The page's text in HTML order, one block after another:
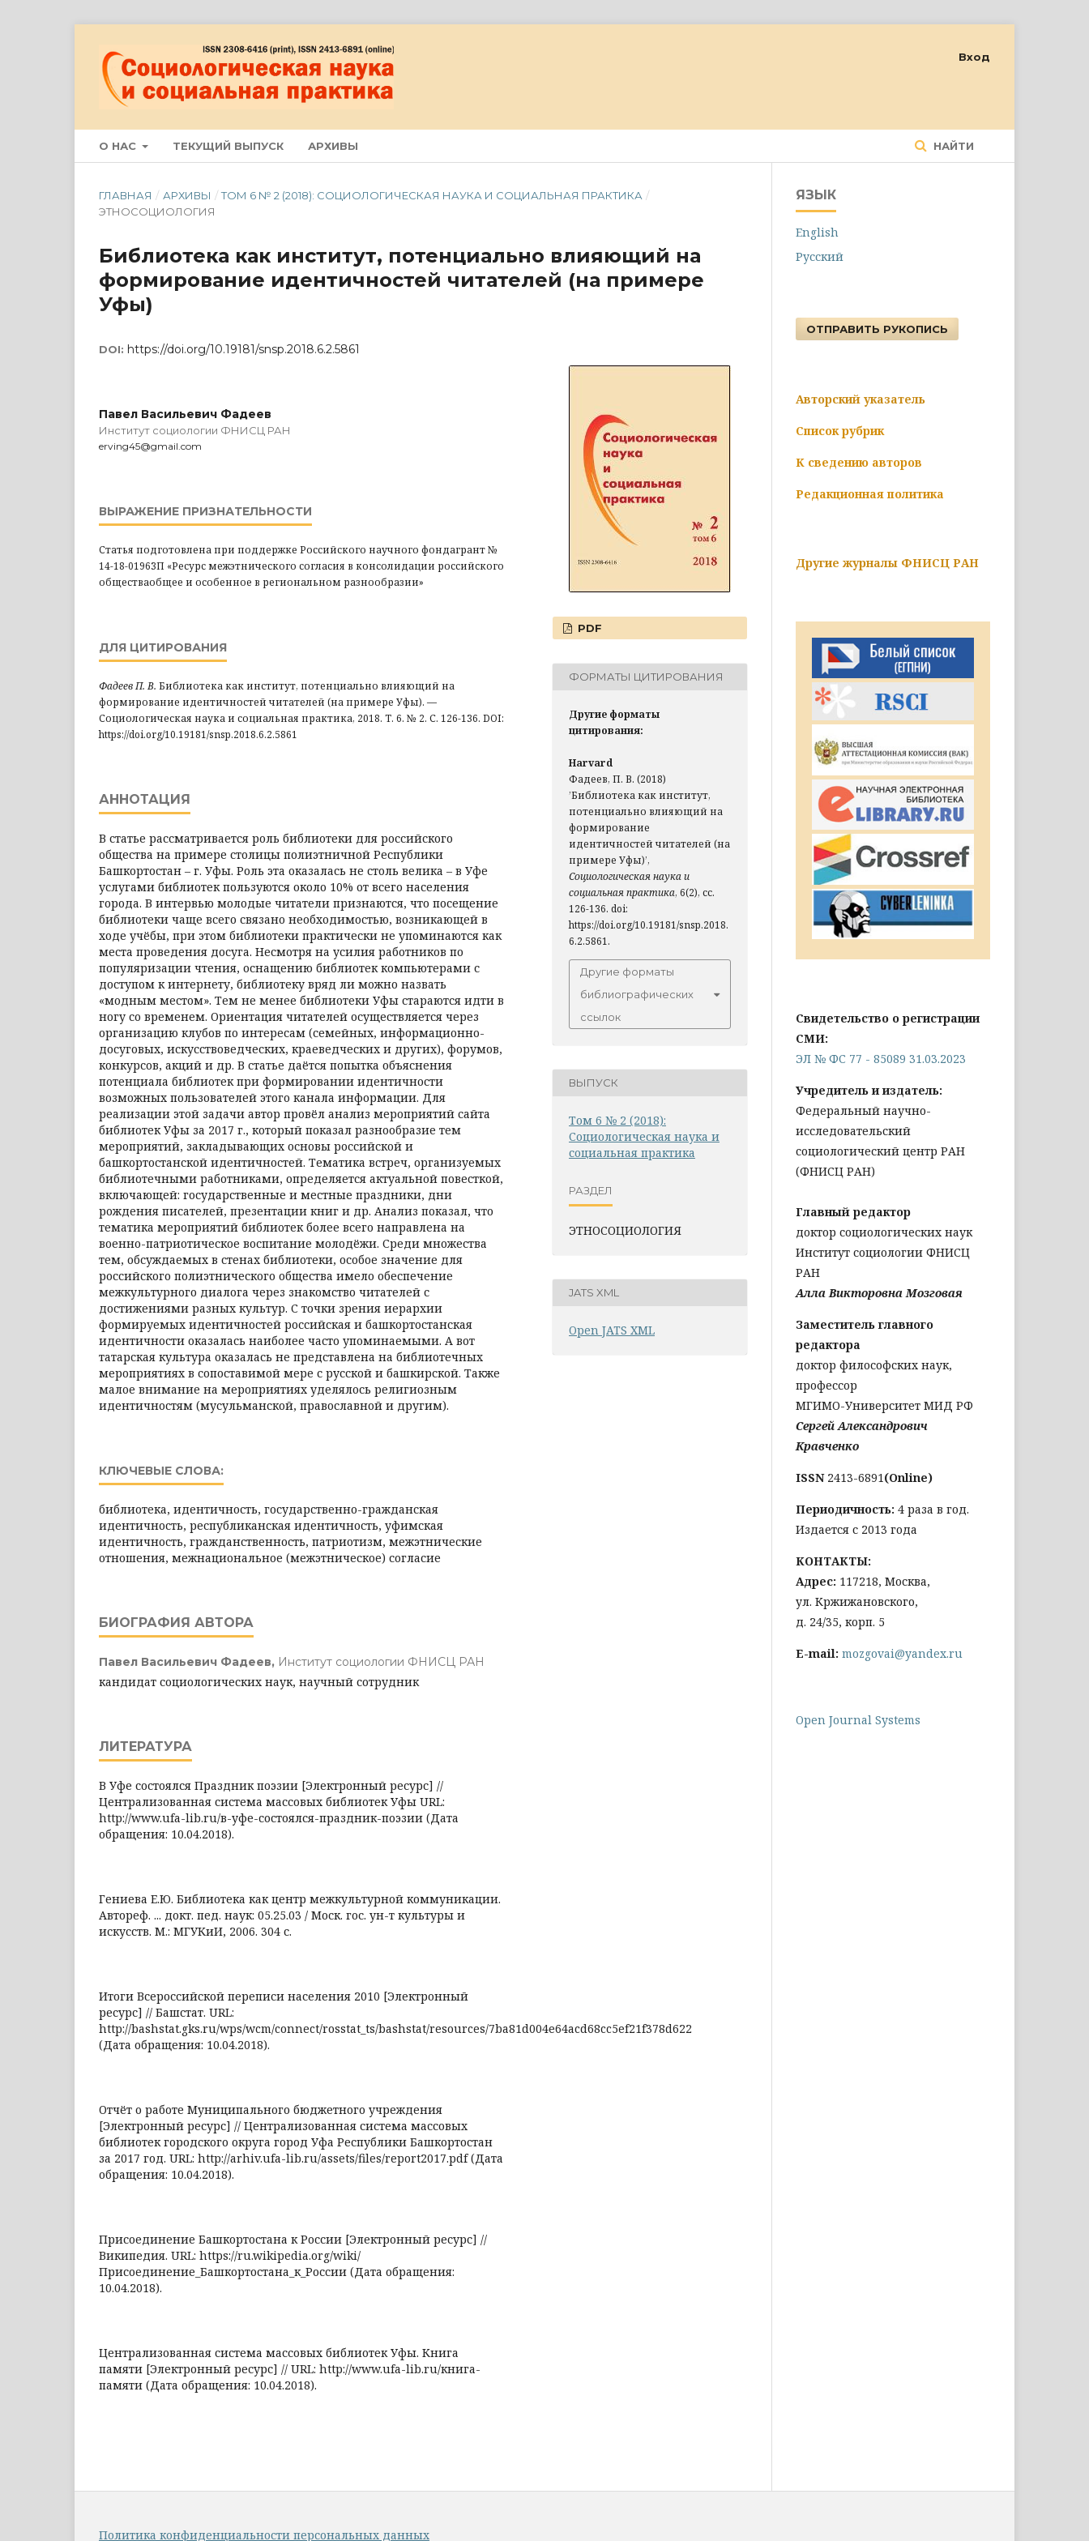
О НАС ТЕКУЩИЙ ВЫПУСК АРХИВЫ НАЙТИ
Вход
ГЛАВНАЯ / АРХИВЫ / ТОМ 6 № 2 (2018): СОЦИОЛОГИЧЕСКАЯ НАУКА И СОЦИАЛЬНАЯ ПРАКТИКА /
ЭТНОСОЦИОЛОГИЯ
Библиотека как институт, потенциально влияющий на
формирование идентичностей читателей (на примере
Уфы)
DOI: https://doi.org/10.19181/snsp.2018.6.2.5861
Павел Васильевич Фадеев
Институт социологии ФНИСЦ РАН
erving45@gmail.com
ВЫРАЖЕНИЕ ПРИЗНАТЕЛЬНОСТИ
Статья подготовлена при поддержке Российского научного фондагрант №
14-18-01963П «Ресурс межэтнического согласия в консолидации российского
обществаобщее и особенное в региональном разнообразии»
ДЛЯ ЦИТИРОВАНИЯ
Фадеев П. В. Библиотека как институт, потенциально влияющий на
формирование идентичностей читателей (на примере Уфы). —
Социологическая наука и социальная практика, 2018. Т. 6. № 2. С. 126-136. DOI:
https://doi.org/10.19181/snsp.2018.6.2.5861
АННОТАЦИЯ
В статье рассматривается роль библиотеки для российского
общества на примере столицы полиэтничной Республики
Башкортостан – г. Уфы. Роль эта оказалась не столь велика – в Уфе
услугами библиотек пользуются около 10% от всего населения
города. В интервью молодые читатели признаются, что посещение
библиотеки чаще всего связано необходимостью, возникающей в
ходе учёбы, при этом библиотеки практически не упоминаются как
места проведения досуга. Несмотря на усилия работников по
популяризации чтения, оснащению библиотек компьютерами с
доступом к интернету, библиотеку вряд ли можно назвать
«модным местом». Тем не менее библиотеки Уфы стараются идти в
ногу со временем. Ориентация читателей осуществляется через
организацию клубов по интересам (семейных, информационно-
досуговых, искусствоведческих, краеведческих и других), форумов,
конкурсов, акций и др. В статье даётся попытка объяснения
потенциала библиотек при формировании идентичности
возможных пользователей этого канала информации. Для
реализации этой задачи автор провёл анализ мероприятий сайта
библиотек Уфы за 2017 г., который показал разнообразие тем
мероприятий, закладывающих основы российской и
башкортостанской идентичностей. Тематика встреч, организуемых
библиотечными работниками, определяется актуальной повесткой,
включающей: государственные и местные праздники, дни
рождения писателей, презентации книг и др. Анализ показал, что
тематика мероприятий библиотек более всего направлена на
военно-патриотическое воспитание молодёжи. Среди множества
тем, обсуждаемых в стенах библиотеки, особое значение для
российского полиэтнического общества имело обеспечение
межкультурного диалога через знакомство читателей с
достижениями разных культур. С точки зрения иерархии
формируемых идентичностей российская и башкортостанская
идентичности оказалась наиболее часто упоминаемыми. А вот
татарская культура оказалась не представлена на библиотечных
мероприятиях в сопоставимой мере с русской и башкирской. Также
малое внимание на мероприятиях уделялось религиозным
идентичностям (мусульманской, православной и другим).
КЛЮЧЕВЫЕ СЛОВА:
библиотека, идентичность, государственно-гражданская
идентичность, республиканская идентичность, уфимская
идентичность, гражданственность, патриотизм, межэтнические
отношения, межнациональное (межэтническое) согласие
БИОГРАФИЯ АВТОРА
Павел Васильевич Фадеев, Институт социологии ФНИСЦ РАН
кандидат социологических наук, научный сотрудник
ЛИТЕРАТУРА
В Уфе состоялся Праздник поэзии [Электронный ресурс] //
Централизованная система массовых библиотек Уфы URL:
http://www.ufa-lib.ru/в-уфе-состоялся-праздник-поэзии (Дата
обращения: 10.04.2018).
Гениева Е.Ю. Библиотека как центр межкультурной коммуникации.
Автореф. ... докт. пед. наук: 05.25.03 / Моск. гос. ун-т культуры и
искусств. М.: МГУКиИ, 2006. 304 с.
Итоги Всероссийской переписи населения 2010 [Электронный
ресурс] // Башстат. URL:
http://bashstat.gks.ru/wps/wcm/connect/rosstat_ts/bashstat/resources/7ba81d004e64acd68cc5ef21f378d622
(Дата обращения: 10.04.2018).
Отчёт о работе Муниципального бюджетного учреждения
[Электронный ресурс] // Централизованная система массовых
библиотек городского округа город Уфа Республики Башкортостан
за 2017 год. URL: http://arhiv.ufa-lib.ru/assets/files/report2017.pdf (Дата
обращения: 10.04.2018).
Присоединение Башкортостана к России [Электронный ресурс] //
Википедия. URL: https://ru.wikipedia.org/wiki/
Присоединение_Башкортостана_к_России (Дата обращения:
10.04.2018).
Централизованная система массовых библиотек Уфы. Книга
памяти [Электронный ресурс] // URL: http://www.ufa-lib.ru/книга-
памяти (Дата обращения: 10.04.2018).
PDF
ФОРМАТЫ ЦИТИРОВАНИЯ
Другие форматы
цитирования:
Harvard
Фадеев, П. В. (2018)
’Библиотека как институт,
потенциально влияющий на
формирование
идентичностей читателей (на
примере Уфы)’,
Социологическая наука и
социальная практика, 6(2), сс.
126-136. doi:
https://doi.org/10.19181/snsp.2018.
6.2.5861.
Другие форматы
библиографических
ссылок
ВЫПУСК
Том 6 № 2 (2018):
Социологическая наука и
социальная практика
РАЗДЕЛ
ЭТНОСОЦИОЛОГИЯ
JATS XML
Open JATS XML
ЯЗЫК
English
Русский
ОТПРАВИТЬ РУКОПИСЬ
Авторский указатель
Список рубрик
К сведению авторов
Редакционная политика
Другие журналы ФНИСЦ РАН
Свидетельство о регистрации
СМИ:
ЭЛ № ФС 77 - 85089 31.03.2023
Учредитель и издатель:
Федеральный научно-
исследовательский
социологический центр РАН
(ФНИСЦ РАН)
Главный редактор
доктор социологических наук
Институт социологии ФНИСЦ
РАН
Алла Викторовна Мозговая
Заместитель главного
редактора
доктор философских наук,
профессор
МГИМО-Университет МИД РФ
Сергей Александрович
Кравченко
ISSN 2413-6891(Online)
Периодичность: 4 раза в год.
Издается с 2013 года
КОНТАКТЫ:
Адрес: 117218, Москва,
ул. Кржижановского,
д. 24/35, корп. 5
E-mail: mozgovai@yandex.ru
Open Journal Systems
Политика конфиденциальности персональных данных